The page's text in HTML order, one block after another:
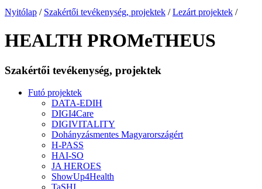
Nyitólap / Szakértői tevékenység, projektek / Lezárt projektek /
HEALTH PROMeTHEUS
Szakértői tevékenység, projektek
Futó projektek
DATA-EDIH
DIGI4Care
DIGIVITALITY
Dohányzásmentes Magyarországért
H-PASS
HAI-SO
JA HEROES
ShowUp4Health